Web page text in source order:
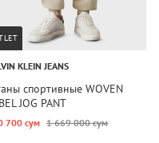
KLEIN JEANS
спортивные WOVEN
JOG PANT
700 сум 1 669 000 сум